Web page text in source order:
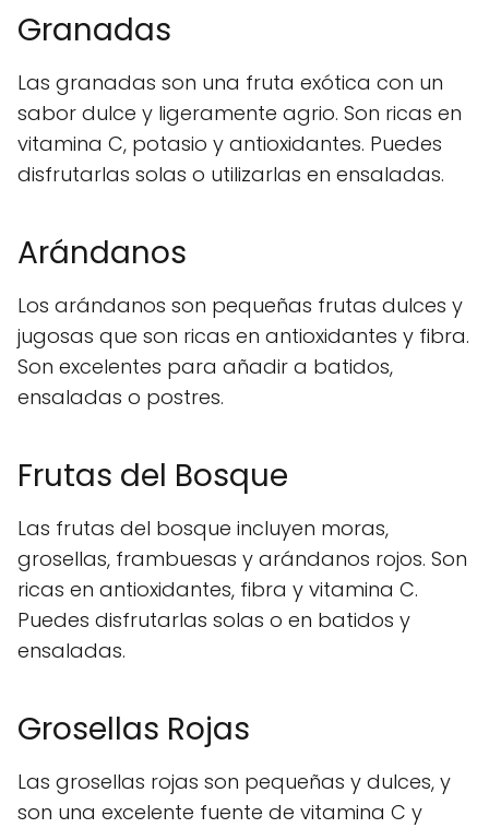
Granadas
Las granadas son una fruta exótica con un
sabor dulce y ligeramente agrio. Son ricas en
vitamina C, potasio y antioxidantes. Puedes
disfrutarlas solas o utilizarlas en ensaladas.
Arándanos
Los arándanos son pequeñas frutas dulces y
jugosas que son ricas en antioxidantes y fibra.
Son excelentes para añadir a batidos,
ensaladas o postres.
Frutas del Bosque
Las frutas del bosque incluyen moras,
grosellas, frambuesas y arándanos rojos. Son
ricas en antioxidantes, fibra y vitamina C.
Puedes disfrutarlas solas o en batidos y
ensaladas.
Grosellas Rojas
Las grosellas rojas son pequeñas y dulces, y
son una excelente fuente de vitamina C y